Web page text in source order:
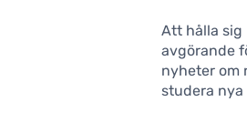
Att hålla sig
avgörande
nyheter om
studera